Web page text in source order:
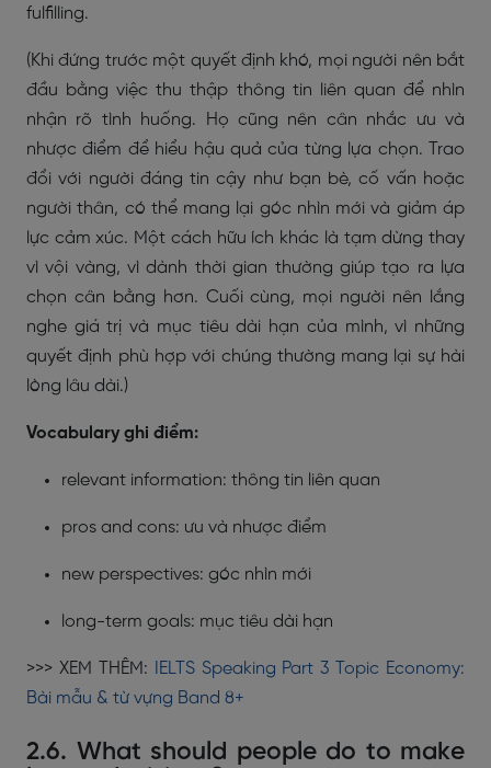
fulfilling.
(Khi đứng trước một quyết định khó, mọi người nên bắt
đầu bằng việc thu thập thông tin liên quan để nhìn
nhận rõ tình huống. Họ cũng nên cân nhắc ưu và
nhược điểm để hiểu hậu quả của từng lựa chọn. Trao
đổi với người đáng tin cậy như bạn bè, cố vấn hoặc
người thân, có thể mang lại góc nhìn mới và giảm áp
lực cảm xúc. Một cách hữu ích khác là tạm dừng thay
vì vội vàng, vì dành thời gian thường giúp tạo ra lựa
chọn cân bằng hơn. Cuối cùng, mọi người nên lắng
nghe giá trị và mục tiêu dài hạn của mình, vì những
quyết định phù hợp với chúng thường mang lại sự hài
lòng lâu dài.)
Vocabulary ghi điểm:
relevant information: thông tin liên quan
pros and cons: ưu và nhược điểm
new perspectives: góc nhìn mới
long-term goals: mục tiêu dài hạn
>>> XEM THÊM:
IELTS Speaking Part 3 Topic Economy:
Bài mẫu & từ vựng Band 8+
2.6. What should people do to make